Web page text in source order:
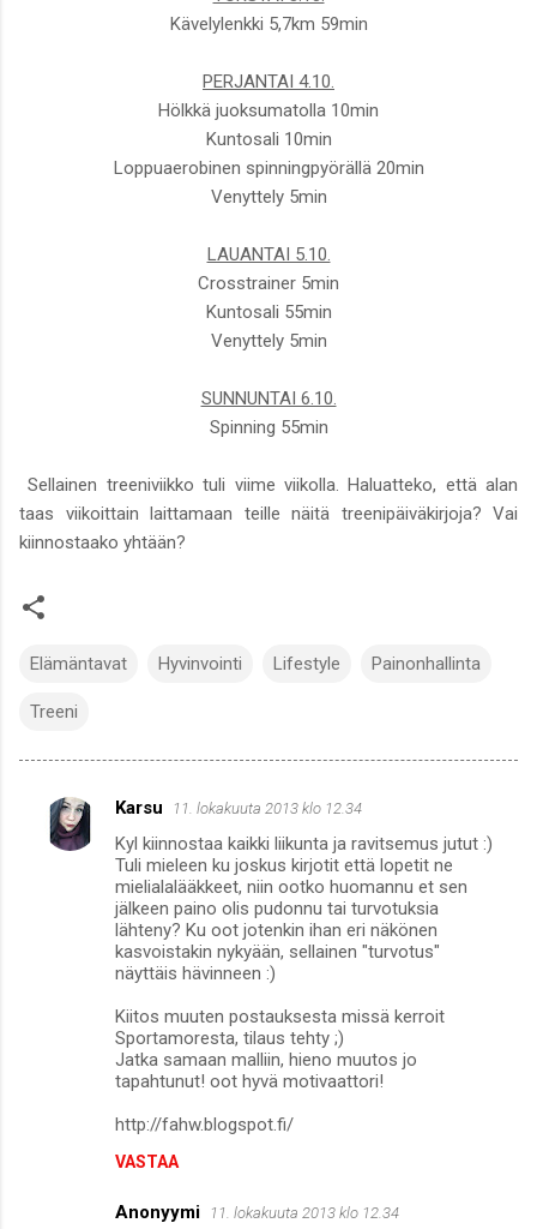
Kävelylenkki 5,7km 59min
PERJANTAI 4.10.
Hölkkä juoksumatolla 10min
Kuntosali 10min
Loppuaerobinen spinningpyörällä 20min
Venyttely 5min
LAUANTAI 5.10.
Crosstrainer 5min
Kuntosali 55min
Venyttely 5min
SUNNUNTAI 6.10.
Spinning 55min
Sellainen treeniviikko tuli viime viikolla. Haluatteko, että alan
taas viikoittain laittamaan teille näitä treenipäiväkirjoja? Vai
kiinnostaako yhtään?
Elämäntavat Hyvinvointi Lifestyle Painonhallinta
Treeni
K
o
Karsu 11. lokakuuta 2013 klo 12.34
Kyl kiinnostaa kaikki liikunta ja ravitsemus jutut :)
Tuli mieleen ku joskus kirjotit että lopetit ne
mielialalääkkeet, niin ootko huomannu et sen
jälkeen paino olis pudonnu tai turvotuksia
lähteny? Ku oot jotenkin ihan eri näkönen
kasvoistakin nykyään, sellainen "turvotus"
näyttäis hävinneen :)
Kiitos muuten postauksesta missä kerroit
Sportamoresta, tilaus tehty ;)
Jatka samaan malliin, hieno muutos jo
tapahtunut! oot hyvä motivaattori!
http://fahw.blogspot.fi/
VASTAA
Anonyymi 11. lokakuuta 2013 klo 12.34